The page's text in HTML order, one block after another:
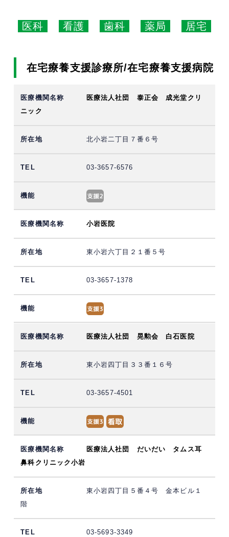
医科 看護 歯科 薬局 居宅
在宅療養支援診療所/在宅療養支援病院
医療法人社団 泰正会 成光堂クリ
ニック
北小岩二丁目７番６号
03-3657-6576
小岩医院
東小岩六丁目２１番５号
03-3657-1378
医療法人社団 晃勲会 白石医院
東小岩四丁目３３番１６号
03-3657-4501
医療法人社団 だいだい タムス耳
鼻科クリニック小岩
東小岩四丁目５番４号 金本ビル１
階
03-5693-3349